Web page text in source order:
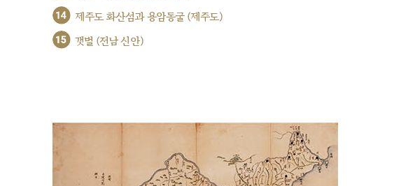
14 제주도 화산섬과 용암동굴 (제주도)
15 갯벌 (전남 신안)